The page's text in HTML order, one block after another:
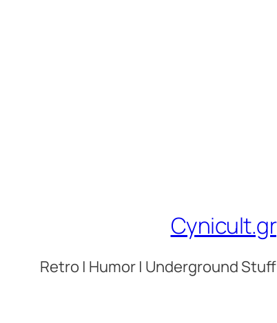
Cynicult.gr
Retro | Humor | Underground Stuff